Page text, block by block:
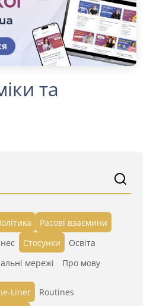
та
Расові взаємини
Стосунки
Освіта
мережі Про мову
Liner
Routines